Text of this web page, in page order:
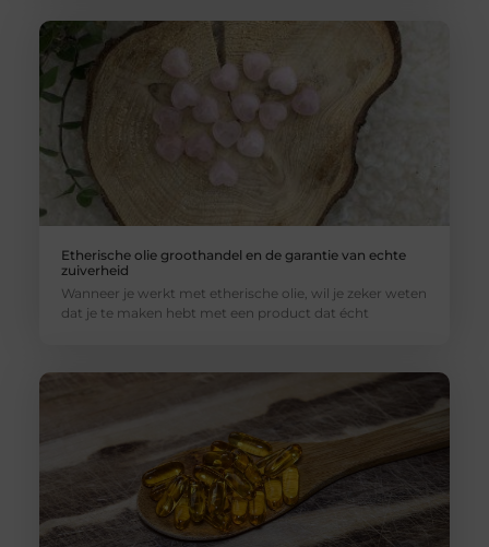
Etherische olie groothandel en de garantie van echte
zuiverheid
Wanneer je werkt met etherische olie, wil je zeker weten
dat je te maken hebt met een product dat écht